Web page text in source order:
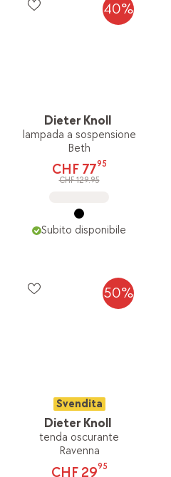
40%
Dieter Knoll
lampada a sospensione
Beth
CHF 7795
CHF 129.95
Subito disponibile
50%
Svendita
Dieter Knoll
tenda oscurante
Ravenna
CHF 2995